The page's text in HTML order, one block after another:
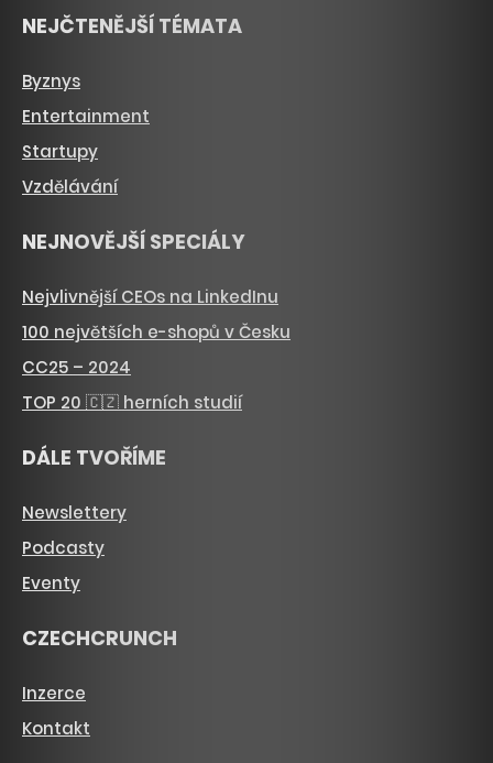
NEJČTENĚJŠÍ TÉMATA
Byznys
Entertainment
Startupy
Vzdělávání
NEJNOVĚJŠÍ SPECIÁLY
Nejvlivnější CEOs na LinkedInu
100 největších e-shopů v Česku
CC25 – 2024
TOP 20 🇨🇿 herních studií
DÁLE TVOŘÍME
Newslettery
Podcasty
Eventy
CZECHCRUNCH
Inzerce
Kontakt